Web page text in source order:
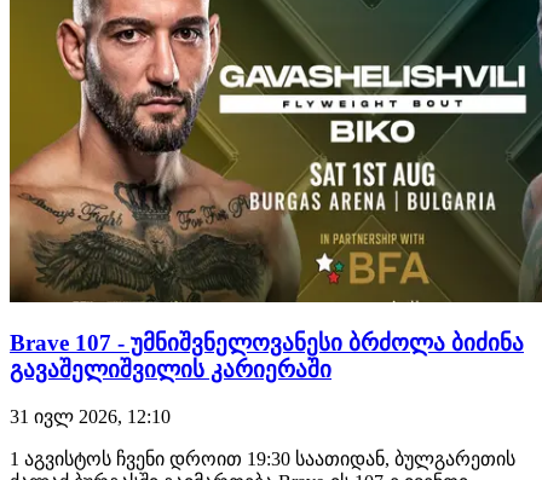
Brave 107 - უმნიშვნელოვანესი ბრძოლა ბიძინა
გავაშელიშვილის კარიერაში
31 ივლ 2026, 12:10
1 აგვისტოს ჩვენი დროით 19:30 საათიდან, ბულგარეთის